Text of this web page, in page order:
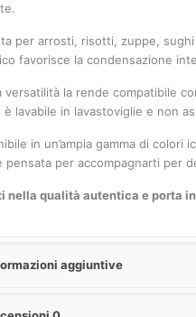
per arrosti, risotti, zuppe,
favorisce la condensazione
versatilità la rende compatibile
è lavabile in lavastoviglie e non
in un’ampia gamma di
pensata per accompagnarti per
nella qualità autentica e porta
aggiuntive